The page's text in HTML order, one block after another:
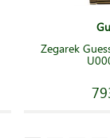
Zegarek